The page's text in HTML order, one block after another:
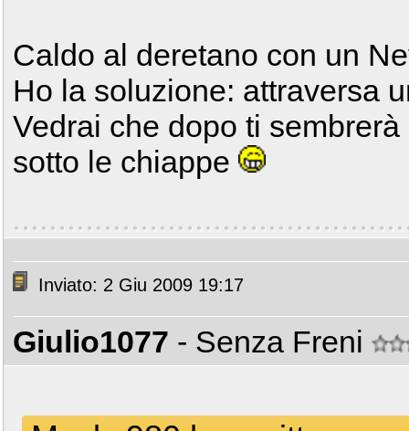
Caldo al deretano con un
Ho la soluzione: attraversa
Vedrai che dopo ti
sotto le chiappe
Inviato: 2 Giu 2009 19:17
Giulio1077 - Senza Freni